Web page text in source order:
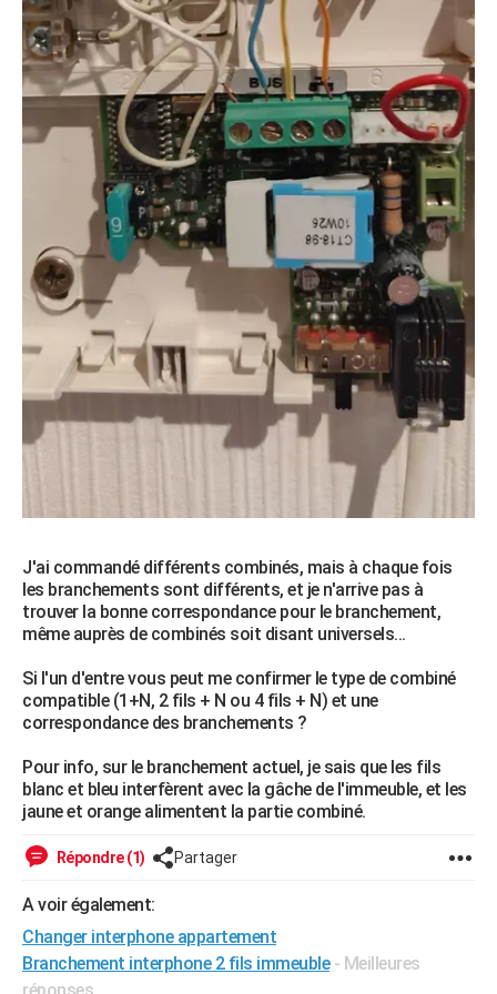
J'ai commandé différents combinés, mais à chaque fois
les branchements sont différents, et je n'arrive pas à
trouver la bonne correspondance pour le branchement,
même auprès de combinés soit disant universels...
Si l'un d'entre vous peut me confirmer le type de combiné
compatible (1+N, 2 fils + N ou 4 fils + N) et une
correspondance des branchements ?
Pour info, sur le branchement actuel, je sais que les fils
blanc et bleu interfèrent avec la gâche de l'immeuble, et les
jaune et orange alimentent la partie combiné.
Répondre (1) Partager
A voir également:
Changer interphone appartement
Branchement interphone 2 fils immeuble - Meilleures